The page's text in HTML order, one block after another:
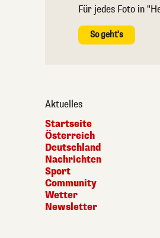
Für jedes Foto in
So geht's
Aktuelles
Startseite
Österreich
Deutschland
Nachrichten
Sport
Community
Wetter
Newsletter